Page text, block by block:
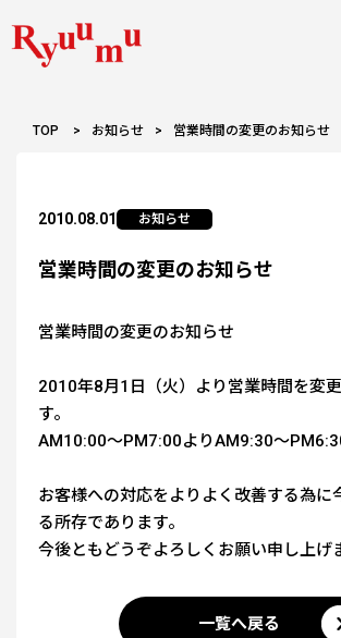
TOP > お知らせ > 営業時間の変更のお知らせ
2010.08.01 お知らせ
営業時間の変更のお知らせ
営業時間の変更のお知らせ
2010年8月1日（火）より営業時間を変
す。
AM10:00～PM7:00よりAM9:30～
お客様への対応をよりよく改善する為に
る所存であります。
今後ともどうぞよろしくお願い申し上げ
一覧へ戻る